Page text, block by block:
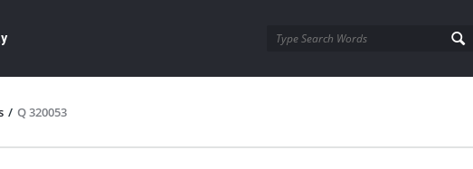
/ Q 320053